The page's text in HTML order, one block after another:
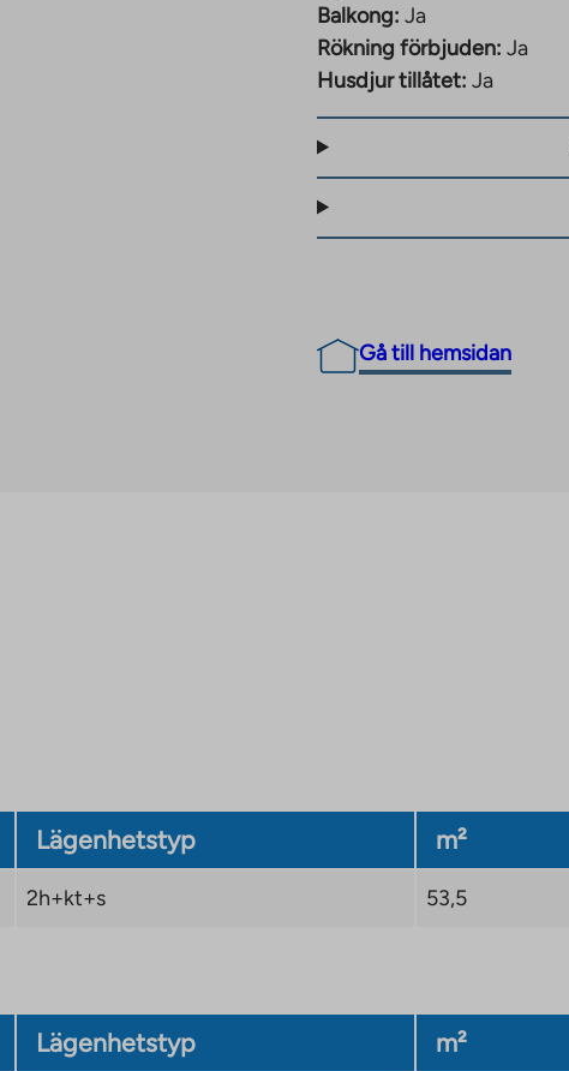
Balkong: Ja
Rökning förbjuden: Ja
Husdjur tillåtet: Ja
Gå till hemsidan
Lägenhetstyp m²
2h+kt+s 53,5
Lägenhetstyp m²